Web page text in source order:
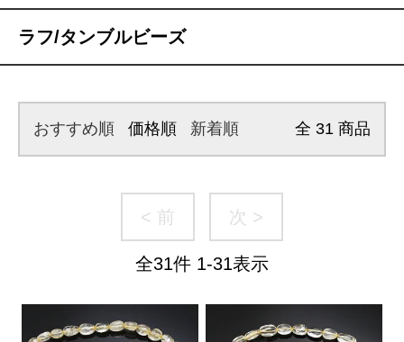
ラフ/タンブルビーズ
おすすめ順 価格順 新着順 全 31 商品
< 前 次 >
全31件 1-31表示